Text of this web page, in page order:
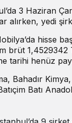
3 Haziran
alırken, yedi
hisse
brüt 1,4529342
tarihi henüz
Bahadır
Batı